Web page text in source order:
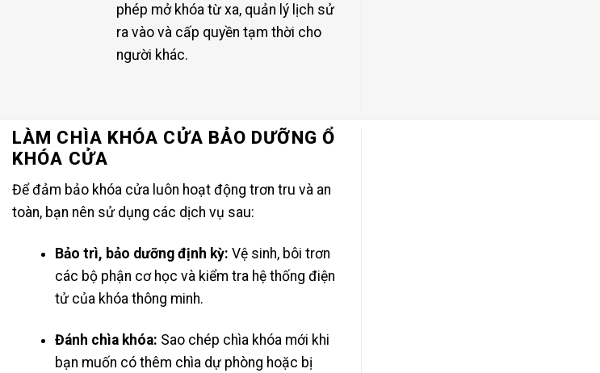
phép mở khóa từ xa, quản lý lịch sử
ra vào và cấp quyền tạm thời cho
người khác.
LÀM CHÌA KHÓA CỬA BẢO DƯỠNG Ổ
KHÓA CỬA
Để đảm bảo khóa cửa luôn hoạt động trơn tru và an
toàn, bạn nên sử dụng các dịch vụ sau:
Bảo trì, bảo dưỡng định kỳ: Vệ sinh, bôi trơn
các bộ phận cơ học và kiểm tra hệ thống điện
tử của khóa thông minh.
Đánh chìa khóa: Sao chép chìa khóa mới khi
bạn muốn có thêm chìa dự phòng hoặc bị